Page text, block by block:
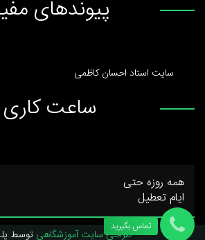
تماس بگیرید
پیوندهای
سایت استاد احسان کاظمی
ساعت کاری
همه روزه حتی
ایام تعطیل
طراحی سایت آموزشگاهی توسط